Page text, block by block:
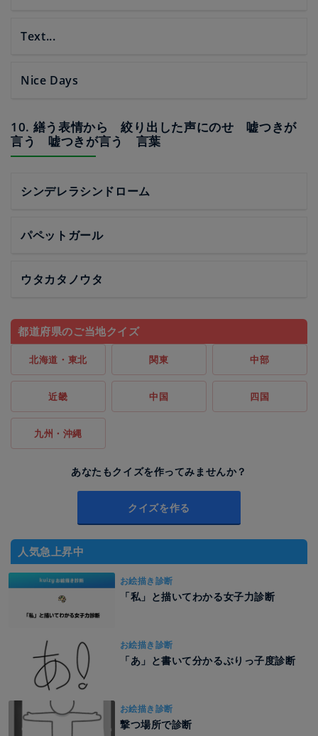
Text...
Nice Days
10. 繕う表情から 絞り出した声にのせ 嘘つきが
言う 嘘つきが言う 言葉
シンデレラシンドローム
パペットガール
ウタカタノウタ
都道府県のご当地クイズ
北海道・東北 関東 中部
近畿 中国 四国
九州・沖縄
あなたもクイズを作ってみませんか？
クイズを作る
人気急上昇中
お絵描き診断
「私」と描いてわかる女子力診断
お絵描き診断
「あ」と書いて分かるぶりっ子度診断
お絵描き診断
撃つ場所で診断